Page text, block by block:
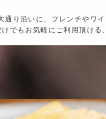
通り沿いに、フレンチやワ
でもお気軽にご利用頂ける